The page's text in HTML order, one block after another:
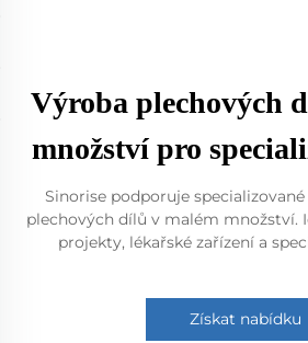
Výroba plechových
množství pro
Sinorise podporuje
plechových dílů v malém množství.
projekty, lékařské zařízení a
Získat nabídku